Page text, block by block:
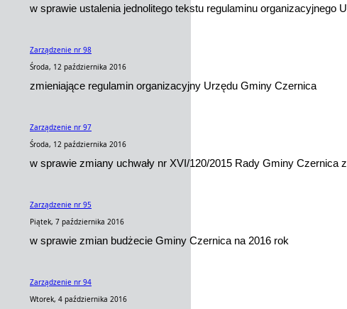
w sprawie ustalenia jednolitego tekstu regulaminu organizacyjnego
Zarządzenie nr 98
Środa, 12 października 2016
zmieniające regulamin organizacyjny Urzędu Gminy Czernica
Zarządzenie nr 97
Środa, 12 października 2016
w sprawie zmiany uchwały nr XVI/120/2015 Rady Gminy
Zarządzenie nr 95
Piątek, 7 października 2016
w sprawie zmian budżecie Gminy Czernica na 2016 rok
Zarządzenie nr 94
Wtorek, 4 października 2016